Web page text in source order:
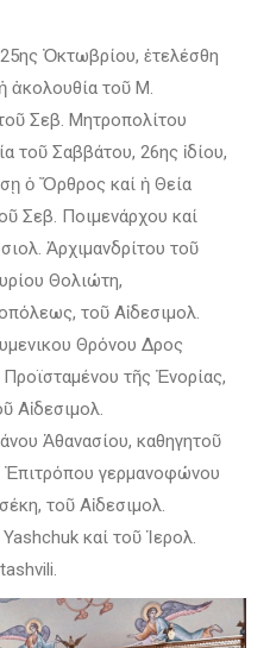
Ὀκτωβρίου, ἐτελέσθη
ἀκολουθία τοῦ Μ.
Σεβ. Μητροπολίτου
τοῦ Σαββάτου, 26ης ἰδίου,
ὁ Ὄρθρος καί ἡ Θεία
Σεβ. Ποιμενάρχου καί
Ἀρχιμανδρίτου τοῦ
Θολιώτη,
τοῦ Αἰδεσιμολ.
Θρόνου Δρος
τῆς Ἐνορίας,
Αἰδεσιμολ.
Ἀθανασίου, καθηγητοῦ
Ἐπιτρόπου γερμανοφώνου
τοῦ Αἰδεσιμολ.
καί τοῦ Ἱερολ.